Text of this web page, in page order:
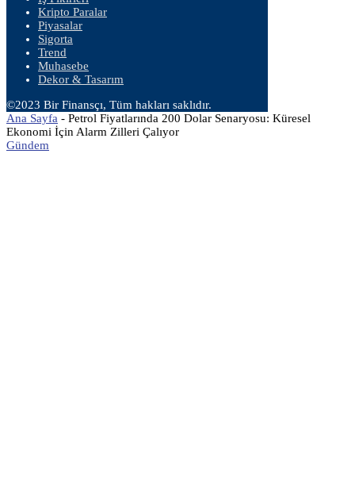
Kripto Paralar
Piyasalar
Sigorta
Trend
Muhasebe
Dekor & Tasarım
©2023 Bir Finansçı, Tüm hakları saklıdır.
Ana Sayfa - Petrol Fiyatlarında 200 Dolar Senaryosu: Küresel
Ekonomi İçin Alarm Zilleri Çalıyor
Gündem